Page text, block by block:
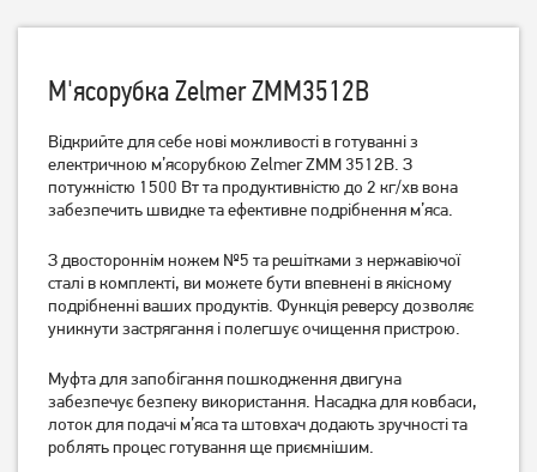
М'ясорубка Mystery MGM-
3100
3 899грн
М'ясорубка Bosch
MFW2515W
3 999грн
М'ясорубка Zelmer ZMM3512B
Відкрийте для себе нові можливості в готуванні з
електричною м’ясорубкою Zelmer ZMM 3512B. З
потужністю 1500 Вт та продуктивністю до 2 кг/хв вона
забезпечить швидке та ефективне подрібнення м’яса.
З двостороннім ножем №5 та решітками з нержавіючої
сталі в комплекті, ви можете бути впевнені в якісному
подрібненні ваших продуктів. Функція реверсу дозволяє
уникнути застрягання і полегшує очищення пристрою.
Муфта для запобігання пошкодження двигуна
забезпечує безпеку використання. Насадка для ковбаси,
лоток для подачі м’яса та штовхач додають зручності та
роблять процес готування ще приємнішим.